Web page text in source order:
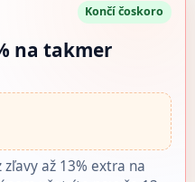
Končí čoskoro
na takmer
zľavy až 13% extra na